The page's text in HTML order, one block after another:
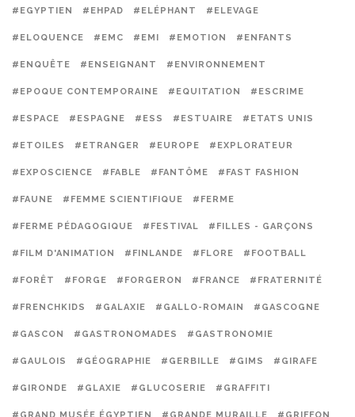
#EGYPTIEN #EHPAD #ELÉPHANT #ELEVAGE
#ELOQUENCE #EMC #EMI #EMOTION #ENFANTS
#ENQUÊTE #ENSEIGNANT #ENVIRONNEMENT
#EPOQUE CONTEMPORAINE #EQUITATION #ESCRIME
#ESPACE #ESPAGNE #ESS #ESTUAIRE #ETATS UNIS
#ETOILES #ETRANGER #EUROPE #EXPLORATEUR
#EXPOSCIENCE #FABLE #FANTÔME #FAST FASHION
#FAUNE #FEMME SCIENTIFIQUE #FERME
#FERME PÉDAGOGIQUE #FESTIVAL #FILLES - GARÇONS
#FILM D'ANIMATION #FINLANDE #FLORE #FOOTBALL
#FORÊT #FORGE #FORGERON #FRANCE #FRATERNITÉ
#FRENCHKIDS #GALAXIE #GALLO-ROMAIN #GASCOGNE
#GASCON #GASTRONOMADES #GASTRONOMIE
#GAULOIS #GÉOGRAPHIE #GERBILLE #GIMS #GIRAFE
#GIRONDE #GLAXIE #GLUCOSERIE #GRAFFITI